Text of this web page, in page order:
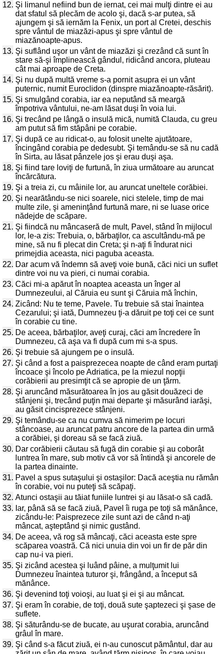
12. Şi limanul nefiind bun de iernat, cei mai mulţi dintre ei au
dat sfatul să plecăm de acolo şi, dacă s-ar putea, să
ajungem şi să iernăm la Fenix, un port al Cretei, deschis
spre vântul de miazăzi-apus şi spre vântul de
miazănoapte-apus.
13. Şi suflând uşor un vânt de miazăzi şi crezând că sunt în
stare să-şi împlinească gândul, ridicând ancora, pluteau
cât mai aproape de Creta.
14. Şi nu după multă vreme s-a pornit asupra ei un vânt
puternic, numit Euroclidon (dinspre miazănoapte-răsărit).
15. Şi smulgând corabia, iar ea neputând să meargă
împotriva vântului, ne-am lăsat duşi în voia lui.
16. Şi trecând pe lângă o insulă mică, numită Clauda, cu greu
am putut să fim stăpâni pe corabie.
17. Şi după ce au ridicat-o, au folosit unelte ajutătoare,
încingând corabia pe dedesubt. Şi temându-se să nu cadă
în Sirta, au lăsat pânzele jos şi erau duşi aşa.
18. Şi fiind tare loviţi de furtună, în ziua următoare au aruncat
încărcătura.
19. Şi a treia zi, cu mâinile lor, au aruncat uneltele corăbiei.
20. Şi nearătându-se nici soarele, nici stelele, timp de mai
multe zile, şi ameninţând furtună mare, ni se luase orice
nădejde de scăpare.
21. Şi fiindcă nu mâncaseră de mult, Pavel, stând în mijlocul
lor, le-a zis: Trebuia, o, bărbaţilor, ca ascultându-mă pe
mine, să nu fi plecat din Creta; şi n-aţi fi îndurat nici
primejdia aceasta, nici paguba aceasta.
22. Dar acum vă îndemn să aveţi voie bună, căci nici un suflet
dintre voi nu va pieri, ci numai corabia.
23. Căci mi-a apărut în noaptea aceasta un înger al
Dumnezeului, al Căruia eu sunt şi Căruia mă închin,
24. Zicând: Nu te teme, Pavele. Tu trebuie să stai înaintea
Cezarului; şi iată, Dumnezeu ţi-a dăruit pe toţi cei ce sunt
în corabie cu tine.
25. De aceea, bărbaţilor, aveţi curaj, căci am încredere în
Dumnezeu, că aşa va fi după cum mi s-a spus.
26. Şi trebuie să ajungem pe o insulă.
27. Şi când a fost a paisprezecea noapte de când eram purtaţi
încoace şi încolo pe Adriatica, pe la miezul nopţii
corăbierii au presimţit că se apropie de un ţărm.
28. Şi aruncând măsurătoarea în jos au găsit douăzeci de
stânjeni şi, trecând puţin mai departe şi măsurând iarăşi,
au găsit cincisprezece stânjeni.
29. Şi temându-se ca nu cumva să nimerim pe locuri
stâncoase, au aruncat patru ancore de la partea din urmă
a corăbiei, şi doreau să se facă ziuă.
30. Dar corăbierii căutau să fugă din corabie şi au coborât
luntrea în mare, sub motiv că vor să întindă şi ancorele de
la partea dinainte.
31. Pavel a spus sutaşului şi ostaşilor: Dacă aceştia nu rămân
în corabie, voi nu puteţi să scăpaţi.
32. Atunci ostaşii au tăiat funiile luntrei şi au lăsat-o să cadă.
33. Iar, până să se facă ziuă, Pavel îi ruga pe toţi să mănânce,
zicându-le: Paisprezece zile sunt azi de când n-aţi
mâncat, aşteptând şi nimic gustând.
34. De aceea, vă rog să mâncaţi, căci aceasta este spre
scăparea voastră. Că nici unuia din voi un fir de păr din
cap nu-i va pieri.
35. Şi zicând acestea şi luând pâine, a mulţumit lui
Dumnezeu înaintea tuturor şi, frângând, a început să
mănânce.
36. Şi devenind toţi voioşi, au luat şi ei şi au mâncat.
37. Şi eram în corabie, de toţi, două sute şaptezeci şi şase de
suflete.
38. Şi săturându-se de bucate, au uşurat corabia, aruncând
grâul în mare.
39. Şi când s-a făcut ziuă, ei n-au cunoscut pământul, dar au